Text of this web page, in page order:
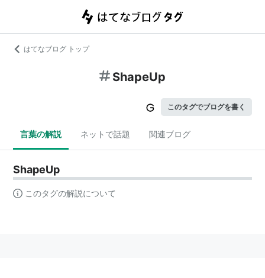
はてなブログ トップ
ShapeUp
このタグでブログを書く
言葉の解説 ネットで話題 関連ブログ
ShapeUp
このタグの解説について